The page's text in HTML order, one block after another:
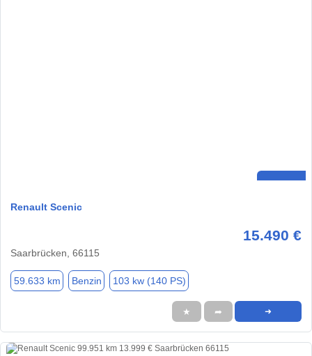
Renault Scenic
15.490 €
Saarbrücken, 66115
59.633 km Benzin 103 kw (140 PS)
★ ➦ ➜